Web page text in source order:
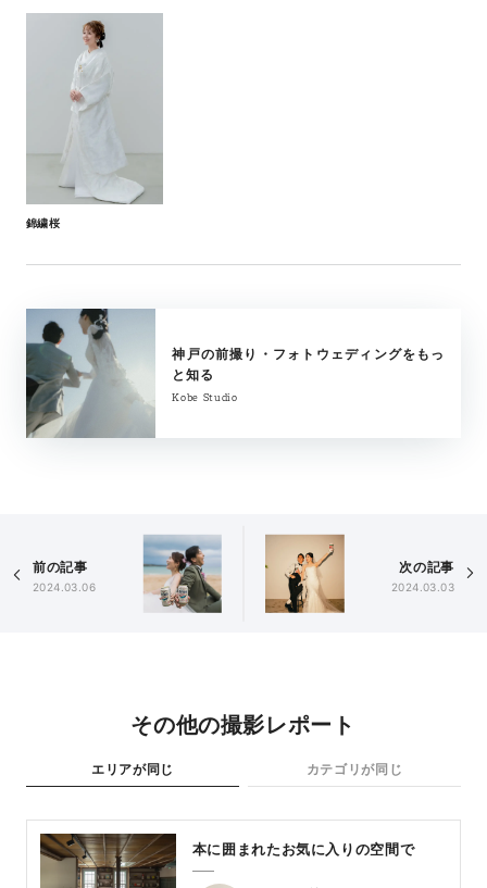
錦繍桜
神戸の前撮り・フォトウェディングをもっ
と知る
Kobe Studio
前の記事
2024.03.06
次の記事
2024.03.03
その他の撮影レポート
エリアが同じ カテゴリが同じ
本に囲まれたお気に入りの空間で